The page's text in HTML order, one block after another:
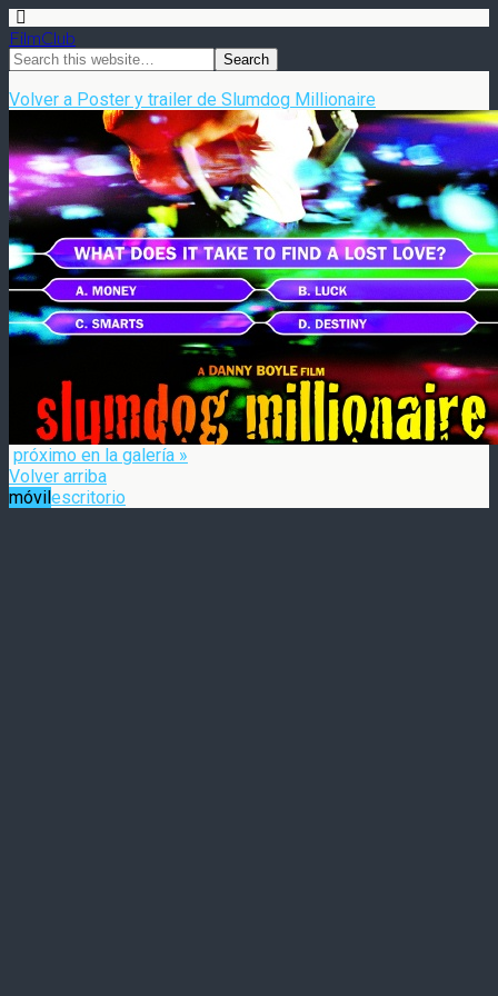
FilmClub
Volver a Poster y trailer de Slumdog Millionaire
próximo en la galería »
Volver arriba
móvilescritorio